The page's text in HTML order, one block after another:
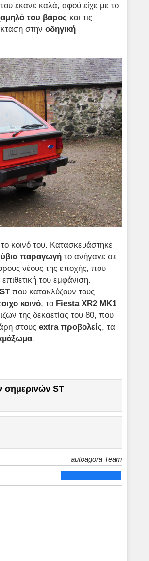
έκανε καλά, αφού είχε με το
του βάρος και τις
στην οδηγική
κοινό του. Κατασκευάστηκε
παραγωγή το ανήγαγε σε
νέους της εποχής, που
επιθετική του εμφάνιση.
STπου κατακλύζουν τους
κοινό, το Fiesta XR2 ΜΚ1
της δεκαετίας του 80, που
στους extra προβολείς, τα
.
ST
autoagora Team